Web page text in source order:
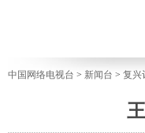
中国网络电视台 > 新闻台 > 复兴